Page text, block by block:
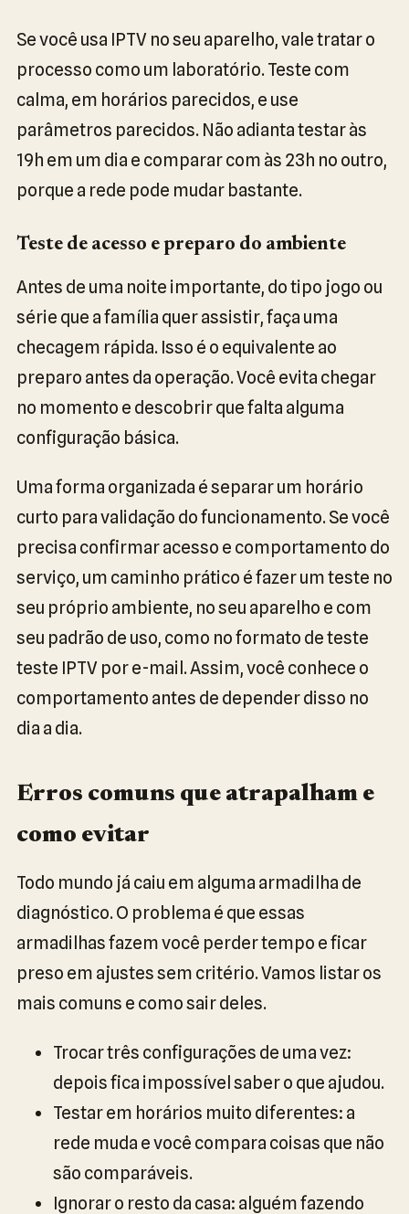
Se você usa IPTV no seu aparelho, vale tratar o
processo como um laboratório. Teste com
calma, em horários parecidos, e use
parâmetros parecidos. Não adianta testar às
19h em um dia e comparar com às 23h no outro,
porque a rede pode mudar bastante.
Teste de acesso e preparo do ambiente
Antes de uma noite importante, do tipo jogo ou
série que a família quer assistir, faça uma
checagem rápida. Isso é o equivalente ao
preparo antes da operação. Você evita chegar
no momento e descobrir que falta alguma
configuração básica.
Uma forma organizada é separar um horário
curto para validação do funcionamento. Se você
precisa confirmar acesso e comportamento do
serviço, um caminho prático é fazer um teste no
seu próprio ambiente, no seu aparelho e com
seu padrão de uso, como no formato de teste
teste IPTV por e-mail. Assim, você conhece o
comportamento antes de depender disso no
dia a dia.
Erros comuns que atrapalham e
como evitar
Todo mundo já caiu em alguma armadilha de
diagnóstico. O problema é que essas
armadilhas fazem você perder tempo e ficar
preso em ajustes sem critério. Vamos listar os
mais comuns e como sair deles.
Trocar três configurações de uma vez:
depois fica impossível saber o que ajudou.
Testar em horários muito diferentes: a
rede muda e você compara coisas que não
são comparáveis.
Ignorar o resto da casa: alguém fazendo